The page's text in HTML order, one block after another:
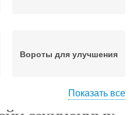
Вороты для улучшения
Показать все